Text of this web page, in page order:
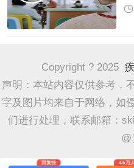
Copyright ? 2025
声明：本站内容仅供参考，
字及图片均来自于网络，如
们进行处理，联系邮箱：
@
回复快 4.6万